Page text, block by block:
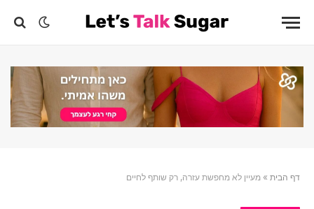
דף הבית » מעיין לא מחפשת עזרה, רק שותף לחיים